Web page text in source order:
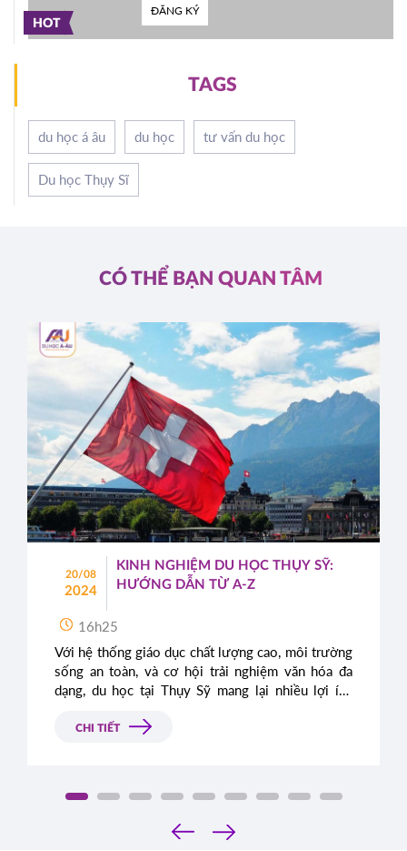
HOT
ĐĂNG KÝ
TAGS
du học á âu du học tư vấn du học
Du học Thụy Sĩ
CÓ THỂ BẠN QUAN TÂM
20/08
2024
KINH NGHIỆM DU HỌC THỤY SỸ:
HƯỚNG DẪN TỪ A-Z
16h25
Với hệ thống giáo dục chất lượng cao, môi trường
sống an toàn, và cơ hội trải nghiệm văn hóa đa
dạng, du học tại Thụy Sỹ mang lại nhiều lợi ích
mà bạn cần biết trước khi lên đường du học Thụy
CHI TIẾT
‹
›